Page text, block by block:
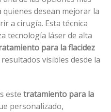
quienes desean mejorar la
a cirugía. Esta técnica
tecnología láser de alta
para la flacidez
visibles desde la
este tratamiento para la
personalizado,